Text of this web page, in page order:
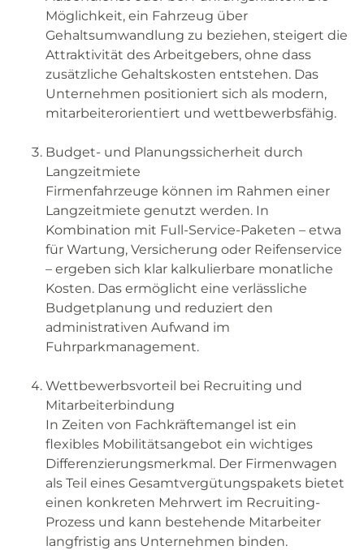
Möglichkeit, ein Fahrzeug über
Gehaltsumwandlung zu beziehen, steigert die
Attraktivität des Arbeitgebers, ohne dass
zusätzliche Gehaltskosten entstehen. Das
Unternehmen positioniert sich als modern,
mitarbeiterorientiert und wettbewerbsfähig.
Budget- und Planungssicherheit durch
Langzeitmiete
Firmenfahrzeuge können im Rahmen einer
Langzeitmiete genutzt werden. In
Kombination mit Full-Service-Paketen – etwa
für Wartung, Versicherung oder Reifenservice
– ergeben sich klar kalkulierbare monatliche
Kosten. Das ermöglicht eine verlässliche
Budgetplanung und reduziert den
administrativen Aufwand im
Fuhrparkmanagement.
Wettbewerbsvorteil bei Recruiting und
Mitarbeiterbindung
In Zeiten von Fachkräftemangel ist ein
flexibles Mobilitätsangebot ein wichtiges
Differenzierungsmerkmal. Der Firmenwagen
als Teil eines Gesamtvergütungspakets bietet
einen konkreten Mehrwert im Recruiting-
Prozess und kann bestehende Mitarbeiter
langfristig ans Unternehmen binden.